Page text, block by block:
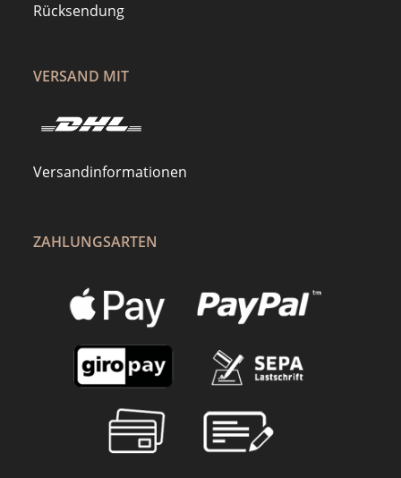
Rücksendung
VERSAND MIT
Versandinformationen
ZAHLUNGSARTEN